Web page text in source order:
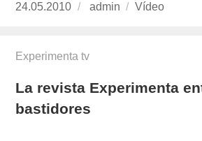
Publicado
24.05.2010 https://
admin Formato
Vídeo
Experimenta tv
La revista Experimenta
bastidores